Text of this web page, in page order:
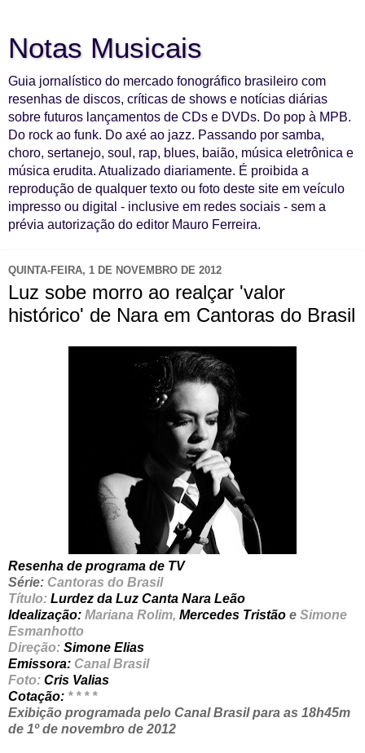
Notas Musicais
Guia jornalístico do mercado fonográfico brasileiro com
resenhas de discos, críticas de shows e notícias diárias
sobre futuros lançamentos de CDs e DVDs. Do pop à MPB.
Do rock ao funk. Do axé ao jazz. Passando por samba,
choro, sertanejo, soul, rap, blues, baião, música eletrônica e
música erudita. Atualizado diariamente. É proibida a
reprodução de qualquer texto ou foto deste site em veículo
impresso ou digital - inclusive em redes sociais - sem a
prévia autorização do editor Mauro Ferreira.
QUINTA-FEIRA, 1 DE NOVEMBRO DE 2012
Luz sobe morro ao realçar 'valor
histórico' de Nara em Cantoras do Brasil
Resenha de programa de TV
Série: Cantoras do Brasil
Título: Lurdez da Luz Canta Nara Leão
Idealização: Mariana Rolim, Mercedes Tristão e Simone
Esmanhotto
Direção: Simone Elias
Emissora: Canal Brasil
Foto: Cris Valias
Cotação: * * * *
Exibição programada pelo Canal Brasil para as 18h45m
de 1º de novembro de 2012